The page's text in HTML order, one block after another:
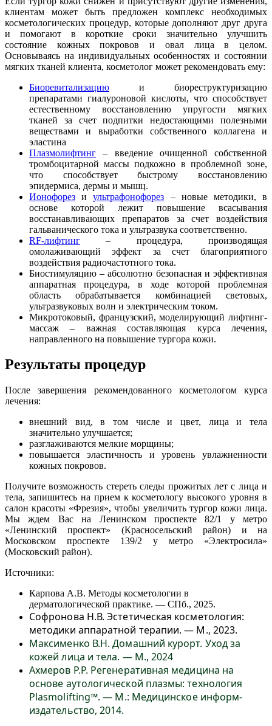
клиентам может быть предложен комплекс необходимых
косметологических процедур, которые дополняют друг друга
и помогают в короткие сроки значительно улучшить
состояние кожных покровов и овал лица в целом.
Основываясь на индивидуальных особенностях и состоянии
мягких тканей клиента, косметолог может рекомендовать ему:
Биоревитализацию и биореструктуризацию
препаратами гиалуроновой кислоты, что способствует
естественному восстановлению упругости мягких
тканей за счет подпитки недостающими полезными
веществами и выработки собственного коллагена и
эластина
Плазмолифтинг – введение очищенной собственной
тромбоцитарной массы подкожно в проблемной зоне,
что способствует быстрому восстановлению
эпидермиса, дермы и мышц.
Ионофорез иультрафонофорез – новые методики, в
основе которой лежит повышение всасывания
восстанавливающих препаратов за счет воздействия
гальванического тока и ультразвука соответственно.
RF-лифтинг – процедура, производящая
омолаживающий эффект за счет благоприятного
воздействия радиочастотного тока.
Биостимуляцию – абсолютно безопасная и эффективная
аппаратная процедура, в ходе которой проблемная
область обрабатывается комбинацией световых,
ультразвуковых волн и электрическим током.
Микротоковый, французский, моделирующий лифтинг-
массаж – важная составляющая курса лечения,
направленного на повышение тургора кожи.
Результаты процедур
После завершения рекомендованного косметологом курса
лечения:
внешний вид, в том числе и цвет, лица и тела
значительно улучшается;
разглаживаются мелкие морщины;
повышается эластичность и уровень увлажненности
кожных покровов.
Получите возможность стереть следы прожитых лет с лица и
тела, запишитесь на прием к косметологу высокого уровня в
салон красоты «Фрезия», чтобы увеличить тургор кожи лица.
Мы ждем Вас на Ленинском проспекте 82/1 у метро
«Ленинский проспект» (Красносельский район) и на
Московском проспекте 139/2 у метро «Электросила»
(Московский район).
Источники:
Карпова А.В. Методы косметологии в
дерматологической практике. — СПб., 2025.
Софронова Н.В. Эстетическая косметология:
методики аппаратной терапии. — М., 2023.
Максименко В.Н. Домашний курорт. Уход за
кожей лица и тела. — М., 2024
Ахмеров Р.Р. Регенеративная медицина на
основе аутологической плазмы: технология
Plasmolifting™. — М.: Медицинское информ-
издательство, 2014.